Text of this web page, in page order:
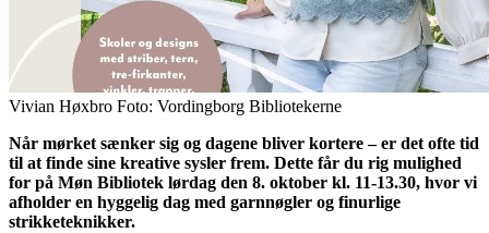
Vivian Høxbro Foto: Vordingborg Bibliotekerne
Når mørket sænker sig og dagene bliver kortere – er det ofte tid
til at finde sine kreative sysler frem. Dette får du rig mulighed
for på Møn Bibliotek lørdag den 8. oktober kl. 11-13.30, hvor vi
afholder en hyggelig dag med garnnøgler og finurlige
strikketeknikker.